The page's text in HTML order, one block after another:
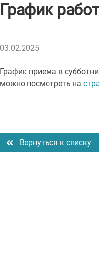
График
03.02.2025
График приема в
можно посмотреть на
Вернуться к списку